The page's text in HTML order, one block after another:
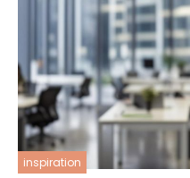
inspiration